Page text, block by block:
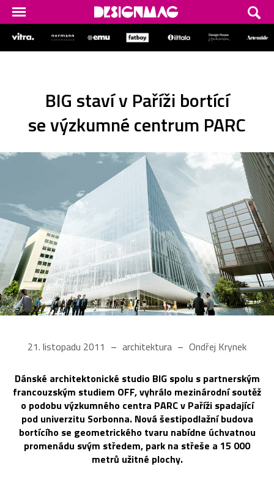
BIG staví v Paříži bortící
se výzkumné centrum PARC
21. listopadu 2011 architektura Ondřej Krynek
Dánské architektonické studio BIG spolu s partnerským
francouzským studiem OFF, vyhrálo mezinárodní soutěž
o podobu výzkumného centra PARC v Paříži spadající
pod univerzitu Sorbonna. Nová šestipodlažní budova
bortícího se geometrického tvaru nabídne úchvatnou
promenádu svým středem, park na střeše a 15 000
metrů užitné plochy.